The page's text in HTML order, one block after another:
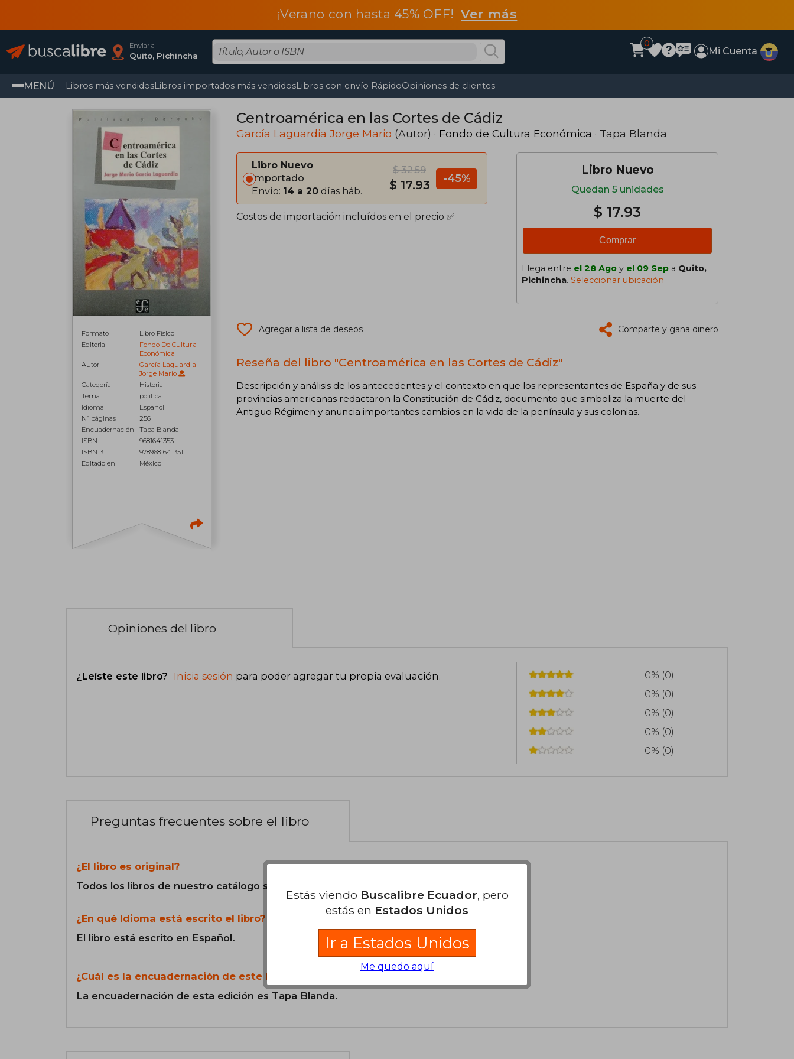
¡Verano con hasta 45% OFF!Ver más
Enviar a
Quito, Pichincha
0
Mi Cuenta
MENÚ Libros más vendidosLibros importados más vendidosLibros con envío RápidoOpiniones de clientes
Formato
Libro Físico
Editorial
Fondo De Cultura
Económica
Autor
García Laguardia
Jorge Mario
Categoría
Historia
Tema
politica
Idioma
Español
N° páginas
256
Encuadernación
Tapa Blanda
ISBN
9681641353
ISBN13
9789681641351
Editado en
México
Centroamérica en las Cortes de Cádiz
García Laguardia Jorge Mario (Autor) · Fondo de Cultura Económica · Tapa Blanda
Libro Nuevo
Importado
Envío: 14 a 20 días háb.
$ 32.59
$ 17.93 -45%
Costos de importación incluídos en el precio ✅
Libro Nuevo
Quedan 5 unidades
$ 17.93
Comprar
Llega entre el 28 Ago y el 09 Sep a Quito,
Pichincha. Seleccionar ubicación
Agregar a lista de deseos Comparte y gana dinero
Reseña del libro "Centroamérica en las Cortes de Cádiz"
Descripción y análisis de los antecedentes y el contexto en que los representantes de España y de sus
provincias americanas redactaron la Constitución de Cádiz, documento que simboliza la muerte del
Antiguo Régimen y anuncia importantes cambios en la vida de la península y sus colonias.
Opiniones del libro
¿Leíste este libro? Inicia sesión para poder agregar tu propia evaluación.
0% (0)
0% (0)
0% (0)
0% (0)
0% (0)
Preguntas frecuentes sobre el libro
¿El libro es original?
Todos los libros de nuestro catálogo son Originales.
¿En qué Idioma está escrito el libro?
El libro está escrito en Español.
¿Cuál es la encuadernación de este libro?
La encuadernación de esta edición es Tapa Blanda.
Estás viendo Buscalibre Ecuador, pero
estás en Estados Unidos
Ir a Estados Unidos
Me quedo aquí